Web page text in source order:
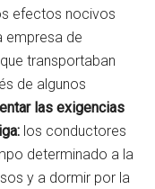
efectos nocivos
empresa de
transportaban
de algunos
las exigencias
los conductores
determinado a la
y a dormir por la